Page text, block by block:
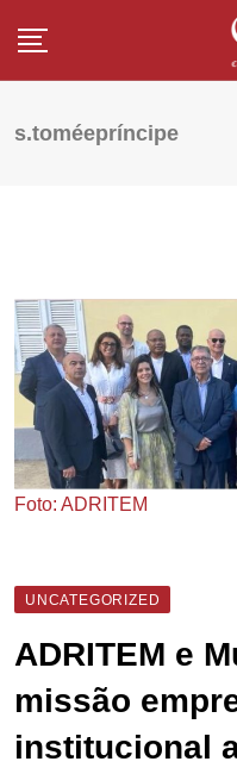
s.toméepríncipe
Foto: ADRITEM
UNCATEGORIZED
ADRITEM e
missão
institucional